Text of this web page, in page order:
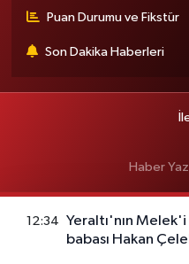
Puan Durumu ve Fikstür
Son Dakika Haberleri
Haber
12:34
Yeraltı'nın
babası Hakan